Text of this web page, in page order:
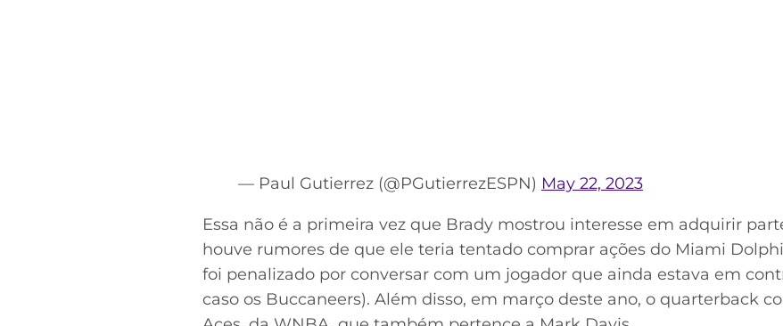
— Paul Gutierrez (@PGutierrezESPN) May 22, 2023
Essa não é a primeira vez que Brady mostrou interesse em adquirir
houve rumores de que ele teria tentado comprar ações do Miami
foi penalizado por conversar com um jogador que ainda estava em
caso os Buccaneers). Além disso, em março deste ano, o quarterback